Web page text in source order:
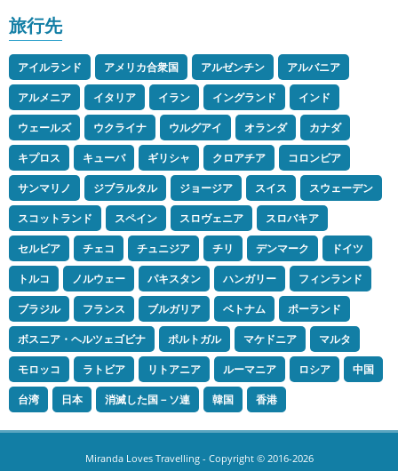
旅行先
アイルランド アメリカ合衆国 アルゼンチン
アルバニア
アルメニア
イタリア イラン イングランド
インド
ウェールズ
ウクライナ ウルグアイ オランダ
カナダ
キプロス
キューバ ギリシャ クロアチア
コロンビア
サンマリノ
ジブラルタル ジョージア スイス
スウェーデン
スコットランド
スペイン スロヴェニア
スロバキア
セルビア
チェコ チュニジア チリ デンマーク
ドイツ
トルコ
ノルウェー パキスタン ハンガリー
フィンランド
ブラジル
フランス ブルガリア ベトナム
ポーランド
ボスニア・ヘルツェゴビナ
ポルトガル マケドニア
マルタ
モロッコ
ラトビア リトアニア ルーマニア ロシア
中国
台湾
日本 消滅した国－ソ連 韓国 香港
Miranda Loves Travelling- Copyright © 2016-2026